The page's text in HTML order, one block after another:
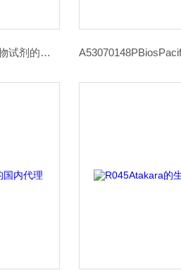
EB10797Everest Biotech的生物试剂的国内代理